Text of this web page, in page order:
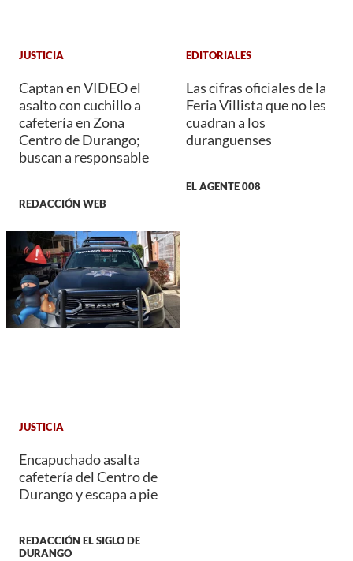
JUSTICIA
Captan en VIDEO el
asalto con cuchillo a
cafetería en Zona
Centro de Durango;
buscan a responsable
REDACCIÓN WEB
EDITORIALES
Las cifras oficiales de la
Feria Villista que no les
cuadran a los
duranguenses
EL AGENTE 008
JUSTICIA
Encapuchado asalta
cafetería del Centro de
Durango y escapa a pie
REDACCIÓN EL SIGLO DE
DURANGO